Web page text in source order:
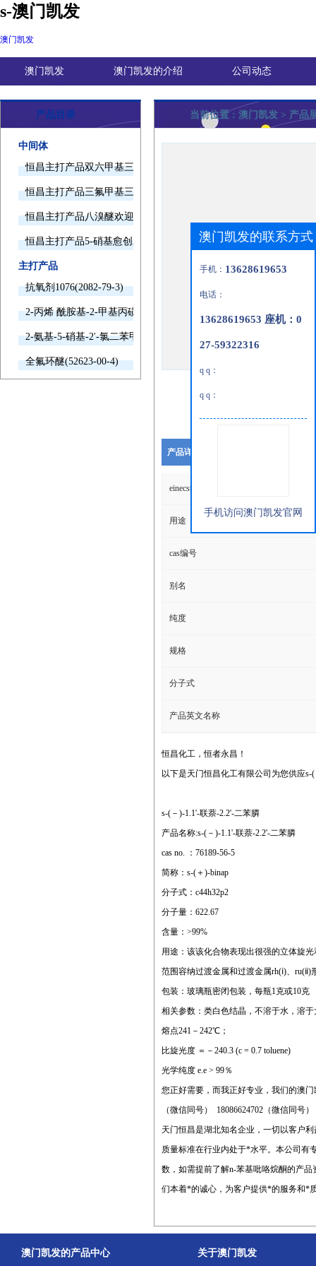
s-澳门凯发
澳门凯发
澳门凯发 澳门凯发的介绍 公司动态
产品目录
中间体
恒昌主打产品双六甲基三胺欢迎询价
恒昌主打产品三氟甲基三甲基硅烷欢迎询价
恒昌主打产品八溴醚欢迎询价
恒昌主打产品5-硝基愈创木酚钠欢迎询价
主打产品
抗氧剂1076(2082-79-3)
2-丙烯 酰胺基-2-甲基丙磺酸(15214-89-8)
2-氨基-5-硝基-2'-氯二苯甲酮(2011-66-7)
全氟环醚(52623-00-4)
当前位置 : 澳门凯发 > 产品
产品详细说明
einecs编号
用途
cas编号
别名
纯度
规格
分子式
产品英文名称
恒昌化工，恒者永昌！
以下是天门恒昌化工有限公司为您供应
s-(－)-1.1'-联萘-2.2'-二苯膦
产品名称:s-(－)-1.1'-联萘-2.2'-二苯膦
cas no. ：76189-56-5
简称：s-(＋)-binap
分子式：c44h32p2
分子量：622.67
含量：>99%
用途：该该化合物表现出很强的立体旋
范围容纳过渡金属和过渡金属rh(ⅰ)、
包装：玻璃瓶密闭包装，每瓶1克或10克
相关参数：类白色结晶，不溶于水，溶
熔点241－242℃；
比旋光度 ＝－240.3 (c = 0.7 toluene)
光学纯度 e.e > 99％
您正好需要，而我正好专业，我们的澳
（微信同号） 18086624702（微信同号
天门恒昌是湖北知名企业，一切以客户
质量标准在行业内处于*水平。本公司有
数，如需提前了解n-苯基吡咯烷酮的产
们本着*的诚心，为客户提供*的服务和*
澳门凯发的联系方式
手机： 13628619653
电话：
13628619653 座机：0
27-59322316
q q：
q q：
手机访问澳门凯发官网
澳门凯发的产品中心 关于澳门凯发